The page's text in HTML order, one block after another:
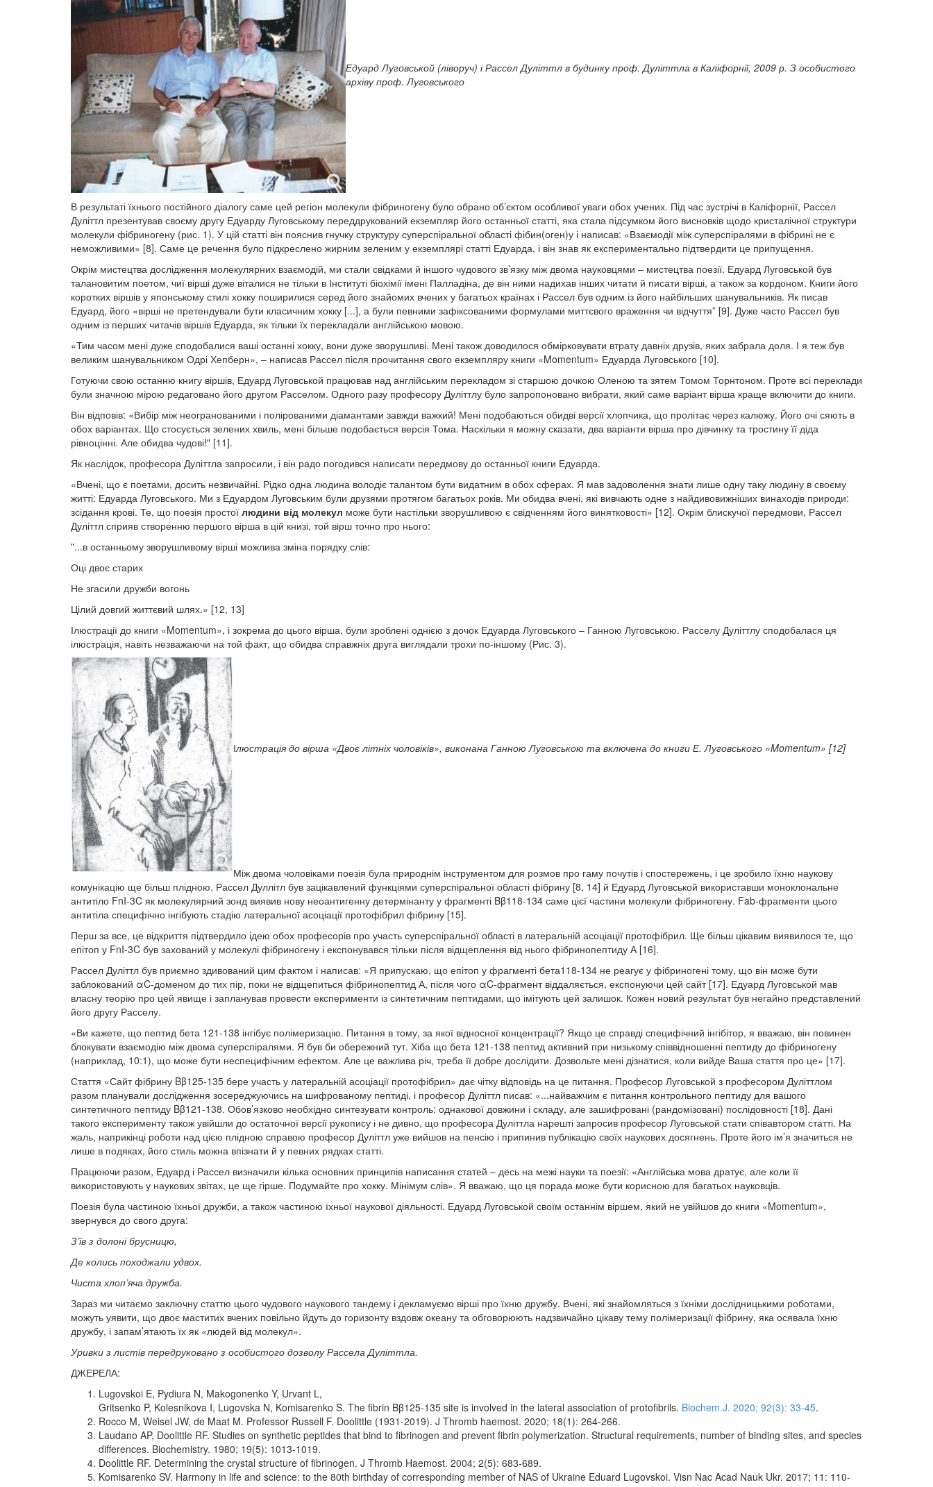
Едуард Луговськой (ліворуч) і Рассел Дуліттл в будинку проф. Дуліттла в Каліфорнії, 2009 р. З особистого
архіву проф. Луговського
В результаті їхнього постійного діалогу саме цей регіон молекули фібриногену було обрано об’єктом особливої уваги обох учених. Під час зустрічі в Каліфорнії, Рассел
Дуліттл презентував своєму другу Едуарду Луговському переддрукований екземпляр його останньої статті, яка стала підсумком його висновків щодо кристалічної структури
молекули фібриногену (рис. 1). У цій статті він пояснив гнучку структуру суперспіральної області фібин(оген)у і написав: «Взаємодії між суперспіралями в фібрині не є
неможливими» [8]. Саме це речення було підкреслено жирним зеленим у екземплярі статті Едуарда, і він знав як експериментально підтвердити це припущення.
Окрім мистецтва дослідження молекулярних взаємодій, ми стали свідками й іншого чудового зв’язку між двома науковцями – мистецтва поезії. Едуард Луговськой був
талановитим поетом, чиї вірші дуже віталися не тільки в Інституті біохімії імені Палладіна, де він ними надихав інших читати й писати вірші, а також за кордоном. Книги його
коротких віршів у японському стилі хокку поширилися серед його знайомих вчених у багатьох країнах і Рассел був одним із його найбільших шанувальників. Як писав
Едуард, його «вірші не претендували бути класичним хокку [...], а були певними зафіксованими формулами миттєвого враження чи відчуття” [9]. Дуже часто Рассел був
одним із перших читачів віршів Едуарда, як тільки їх перекладали англійською мовою.
«Тим часом мені дуже сподобалися ваші останні хокку, вони дуже зворушливі. Мені також доводилося обмірковувати втрату давніх друзів, яких забрала доля. І я теж був
великим шанувальником Одрі Хепберн», – написав Рассел після прочитання свого екземпляру книги «Momentum» Едуарда Луговського [10].
Готуючи свою останню книгу віршів, Едуард Луговськой працював над англійським перекладом зі старшою дочкою Оленою та зятем Томом Торнтоном. Проте всі переклади
були значною мірою редаговано його другом Расселом. Одного разу професору Дуліттлу було запропоновано вибрати, який саме варіант вірша краще включити до книги.
Він відповів: «Вибір між неогранованими і полірованими діамантами завжди важкий! Мені подобаються обидві версії хлопчика, що пролітає через калюжу. Його очі сяють в
обох варіантах. Що стосується зелених хвиль, мені більше подобається версія Тома. Наскільки я можну сказати, два варіанти вірша про дівчинку та тростину її діда
рівноцінні. Але обидва чудові!" [11].
Як наслідок, професора Дуліттла запросили, і він радо погодився написати передмову до останньої книги Едуарда.
«Вчені, що є поетами, досить незвичайні. Рідко одна людина володіє талантом бути видатним в обох сферах. Я мав задоволення знати лише одну таку людину в своєму
житті: Едуарда Луговського. Ми з Едуардом Луговським були друзями протягом багатьох років. Ми обидва вчені, які вивчають одне з найдивовижніших винаходів природи:
зсідання крові. Те, що поезія простої людини від молекул може бути настільки зворушливою є свідченням його винятковості» [12]. Окрім блискучої передмови, Рассел
Дуліттл сприяв створенню першого вірша в цій книзі, той вірш точно про нього:
"...в останньому зворушливому вірші можлива зміна порядку слів:
Оці двоє старих
Не згасили дружби вогонь
Цілий довгий життєвий шлях.» [12, 13]
Ілюстрації до книги «Momentum», і зокрема до цього вірша, були зроблені однією з дочок Едуарда Луговського – Ганною Луговською. Расселу Дуліттлу сподобалася ця
ілюстрація, навіть незважаючи на той факт, що обидва справжніх друга виглядали трохи по-іншому (Рис. 3).
Ілюстрація до вірша «Двоє літніх чоловіків», виконана Ганною Луговською та включена до книги Е. Луговського «Momentum» [12]
Між двома чоловіками поезія була природнім інструментом для розмов про гаму почутів і спостережень, і це зробило їхню наукову
комунікацію ще більш плідною. Рассел Дуллітл був зацікавлений функціями суперспіральної області фібрину [8, 14] й Едуард Луговськой використавши моноклональне
антитіло FnI-3C як молекулярний зонд виявив нову неоантигенну детермінанту у фрагменті Bβ118-134 саме цієї частини молекули фібриногену. Fab-фрагменти цього
антитіла специфічно інгібують стадію латеральної асоціації протофібрил фібрину [15].
Перш за все, це відкриття підтвердило ідею обох професорів про участь суперспіральної області в латеральній асоціації протофібрил. Ще більш цікавим виявилося те, що
епітоп у FnI-3C був захований у молекулі фібриногену і експонувався тільки після відщеплення від нього фібринопептиду А [16].
Рассел Дуліттл був приємно здивований цим фактом і написав: «Я припускаю, що епітоп у фрагменті бета118-134 не реагує у фібриногені тому, що він може бути
заблокований αC-доменом до тих пір, поки не відщепиться фібринопептид А, після чого αC-фрагмент віддаляється, експонуючи цей сайт [17]. Едуард Луговськой мав
власну теорію про цей явище і запланував провести експерименти із синтетичним пептидами, що імітують цей залишок. Кожен новий результат був негайно представлений
його другу Расселу.
«Ви кажете, що пептид бета 121-138 інгібує полімеризацію. Питання в тому, за якої відносної концентрації? Якщо це справді специфічний інгібітор, я вважаю, він повинен
блокувати взаємодію між двома суперспіралями. Я був би обережний тут. Хіба що бета 121-138 пептид активний при низькому співвідношенні пептиду до фібриногену
(наприклад, 10:1), що може бути неспецифічним ефектом. Але це важлива річ, треба її добре дослідити. Дозвольте мені дізнатися, коли вийде Ваша стаття про це» [17].
Стаття «Сайт фібрину Bβ125-135 бере участь у латеральній асоціації протофібрил» дає чітку відповідь на це питання. Професор Луговськой з професором Дуліттлом
разом планували дослідження зосереджуючись на шифрованому пептиді, і професор Дуліттл писав: «...найважчим є питання контрольного пептиду для вашого
синтетичного пептиду Bβ121-138. Обов’язково необхідно синтезувати контроль: однакової довжини і складу, але зашифровані (рандомізовані) послідовності [18]. Дані
такого експерименту також увійшли до остаточної версії рукопису і не дивно, що професора Дуліттла нарешті запросив професор Луговськой стати співавтором статті. На
жаль, наприкінці роботи над цією плідною справою професор Дуліттл уже вийшов на пенсію і припинив публікацію своїх наукових досягнень. Проте його ім’я значиться не
лише в подяках, його стиль можна впізнати й у певних рядках статті.
Працюючи разом, Едуард і Рассел визначили кілька основних принципів написання статей – десь на межі науки та поезії: «Англійська мова дратує, але коли її
використовують у наукових звітах, це ще гірше. Подумайте про хокку. Мінімум слів». Я вважаю, що ця порада може бути корисною для багатьох науковців.
Поезія була частиною їхньої дружби, а також частиною їхньої наукової діяльності. Едуард Луговськой своїм останнім віршем, який не увійшов до книги «Momentum»,
звернувся до свого друга:
З’їв з долоні брусницю,
Де колись походжали удвох.
Чиста хлоп’яча дружба.
Зараз ми читаємо заключну статтю цього чудового наукового тандему і декламуємо вірші про їхню дружбу. Вчені, які знайомляться з їхніми дослідницькими роботами,
можуть уявити, що двоє маститих вчених повільно йдуть до горизонту вздовж океану та обговорюють надзвичайно цікаву тему полімеризації фібрину, яка осявала їхню
дружбу, і запам’ятають їх як «людей від молекул».
Уривки з листів передруковано з особистого дозволу Рассела Дуліттла.
ДЖЕРЕЛА:
Lugovskoi E, Pydiura N, Makogonenko Y, Urvant L,
Gritsenko P, Kolesnikova I, Lugovska N, Komisarenko S. The fibrin Bβ125-135 site is involved in the lateral association of protofibrils. Biochem.J. 2020; 92(3): 33-45.
Rocco M, Weisel JW, de Maat M. Professor Russell F. Doolittle (1931-2019). J Thromb haemost. 2020; 18(1): 264-266.
Laudano AP, Doolittle RF. Studies on synthetic peptides that bind to fibrinogen and prevent fibrin polymerization. Structural requirements, number of binding sites, and species
differences. Biochemistry. 1980; 19(5): 1013-1019.
Doolittle RF. Determining the crystal structure of fibrinogen. J Thromb Haemost. 2004; 2(5): 683-689.
Komisarenko SV. Harmony in life and science: to the 80th birthday of corresponding member of NAS of Ukraine Eduard Lugovskoi. Visn Nac Acad Nauk Ukr. 2017; 11: 110-